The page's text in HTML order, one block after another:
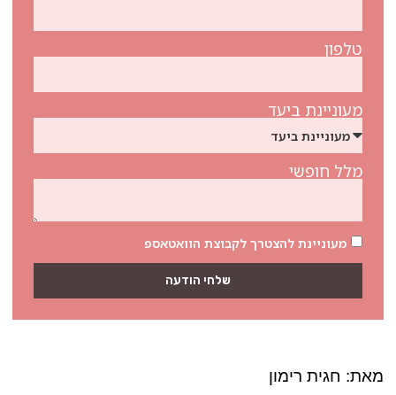
טלפון
מעוניינת ביעד
מלל חופשי
מעוניינת להצטרך לקבוצת הוואטאספ
שלחי הודעה
מאת: חגית רימון